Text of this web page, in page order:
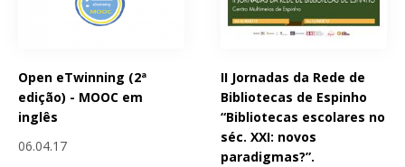
Open eTwinning (2ª
edição) - MOOC em
inglês
06.04.17
II Jornadas da Rede de
Bibliotecas de Espinho
“Bibliotecas escolares no
séc. XXI: novos
paradigmas?”.